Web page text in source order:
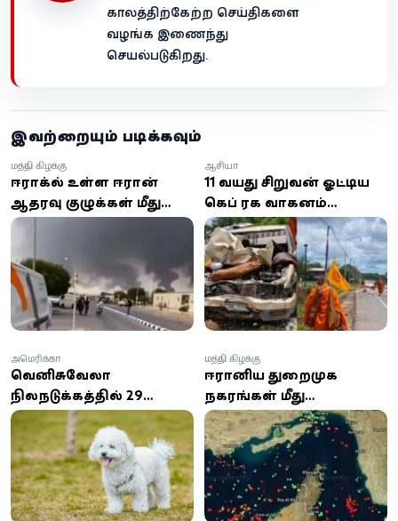
காலத்திற்கேற்ற செய்திகளை
வழங்க இணைந்து
செயல்படுகிறது.
இவற்றையும் படிக்கவும்
ஈராக்கில் உள்ள ஈரான்
ஆதரவு குழுக்கள் மீது
சவுதி மற்றும் அமெரிக்கா
மத்திய கிழக்கு
11 வயது சிறுவன் ஓட்டிய
கெப் ரக வாகனம்
பௌத்தத் துறவிகள்
ஊர்வலத்தில் புகுந்து
விபத்து; 8 துறவிகள்
உயிரிழப்பு!
ஆசியா
வெனிசுவேலா
நிலநடுக்கத்தில் 29
நாட்கள் இடிபாடுகளில்
அதிசயமாக மீட்கப்பட்ட
நாய்!
அமெரிக்கா
ஈரானிய துறைமுக
நகரங்கள் மீது
அமெரிக்கா குண்டுவீச்சு;
ஹார்முஸ் நீரிணையை
மீண்டும் மூடியது ஈரான்!
மத்திய கிழக்கு